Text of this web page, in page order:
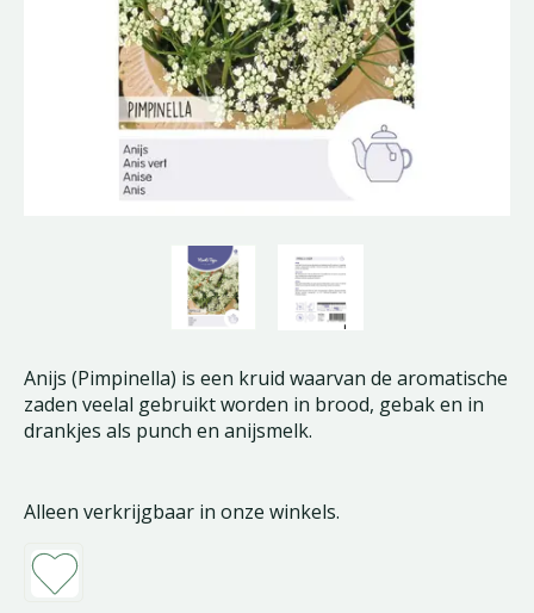
Anijs (Pimpinella) is een kruid waarvan de aromatische
zaden veelal gebruikt worden in brood, gebak en in
drankjes als punch en anijsmelk.
Alleen verkrijgbaar in onze winkels.